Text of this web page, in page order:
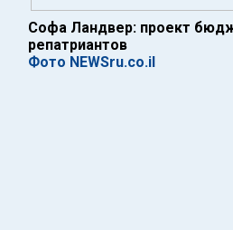
Софа Ландвер: проект
репатриантов
Фото NEWSru.co.il